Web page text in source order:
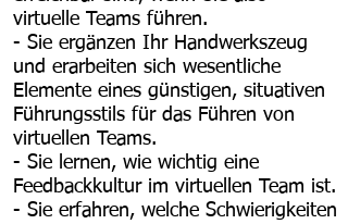
virtuelle Teams führen.
- Sie ergänzen Ihr Handwerkszeug
und erarbeiten sich wesentliche
Elemente eines günstigen, situativen
Führungsstils für das Führen von
virtuellen Teams.
- Sie lernen, wie wichtig eine
Feedbackkultur im virtuellen Team ist.
- Sie erfahren, welche Schwierigkeiten